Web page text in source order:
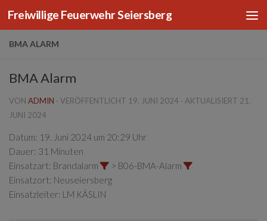
Zum Inhalt springen
Freiwillige Feuerwehr Seiersberg
BMA ALARM
BMA Alarm
VON ADMIN · VERÖFFENTLICHT 19. JUNI 2024 · AKTUALISIERT 21.
JUNI 2024
Datum: 19. Juni 2024 um 20:29 Uhr
Dauer: 31 Minuten
Einsatzart: Brandalarm
> B06-BMA-Alarm
Einsatzort: Neuseiersberg
Einsatzleiter: LM KÄSLIN